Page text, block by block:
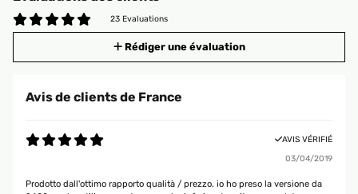
23 Evaluations
Rédiger une évaluation
Avis de clients de France
AVIS VÉRIFIÉ
03/04/2019
Prodotto dall'ottimo rapporto qualità / prezzo. io ho preso la versione da